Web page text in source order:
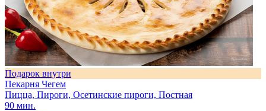
Подарок внутри
Пекарня Чегем
Пицца, Пироги, Осетинские пироги, Постная
90 мин.